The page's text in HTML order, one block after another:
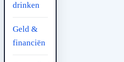
drinken
Geld &
financiën